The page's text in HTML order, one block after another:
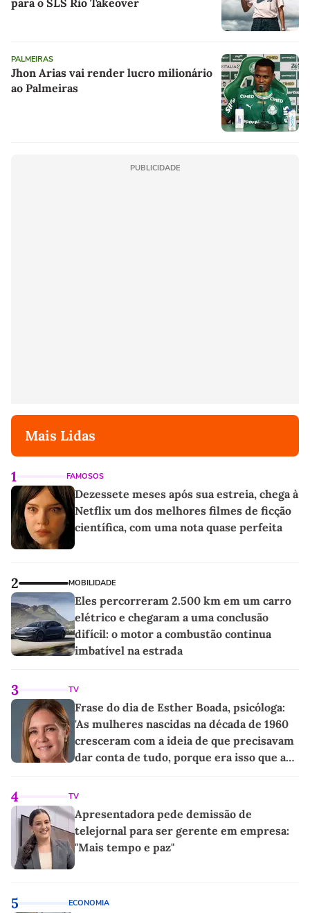
para o SLS Rio Takeover
PALMEIRAS
Jhon Arias vai render lucro milionário
ao Palmeiras
PUBLICIDADE
Mais Lidas
1 FAMOSOS
Dezessete meses após sua estreia, chega à
Netflix um dos melhores filmes de ficção
científica, com uma nota quase perfeita
2 MOBILIDADE
Eles percorreram 2.500 km em um carro
elétrico e chegaram a uma conclusão
difícil: o motor a combustão continua
imbatível na estrada
3 TV
Frase do dia de Esther Boada, psicóloga:
'As mulheres nascidas na década de 1960
cresceram com a ideia de que precisavam
dar conta de tudo, porque era isso que a
4 TV
Apresentadora pede demissão de
telejornal para ser gerente em empresa:
"Mais tempo e paz"
5 ECONOMIA